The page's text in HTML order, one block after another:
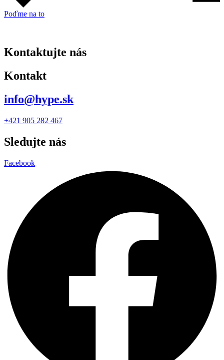
Poďme na to
Kontaktujte nás
Kontakt
info@hype.sk
+421 905 282 467
Sledujte nás
Facebook